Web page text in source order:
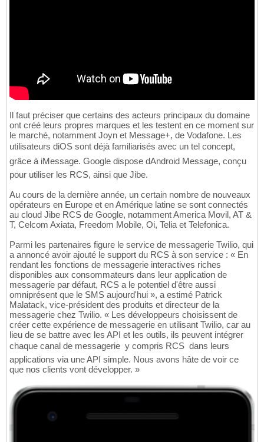
Il faut préciser que certains des acteurs principaux du domaine
ont créé leurs propres marques et les testent en ce moment sur
le marché, notamment Joyn et Message+, de Vodafone. Les
utilisateurs diOS sont déjà familiarisés avec un tel concept,
grâce à iMessage. Google dispose dAndroid Message, conçu
pour utiliser les RCS, ainsi que Jibe.
Au cours de la dernière année, un certain nombre de nouveaux
opérateurs en Europe et en Amérique latine se sont connectés
au cloud Jibe RCS de Google, notamment America Movil, AT &
T, Celcom Axiata, Freedom Mobile, Oi, Telia et Telefonica.
Parmi les partenaires figure le service de messagerie Twilio, qui
a annoncé avoir ajouté le support du RCS à son service : « En
rendant les fonctions de messagerie interactives riches
disponibles aux consommateurs dans leur application de
messagerie par défaut, RCS a le potentiel d'être aussi
omniprésent que le SMS aujourd'hui », a estimé Patrick
Malatack, vice-président des produits et directeur de la
messagerie chez Twilio. « Les développeurs choisissent de
créer cette expérience de messagerie en utilisant Twilio, car au
lieu de se battre avec les API et les outils, ils peuvent intégrer
chaque canal de messagerie  y compris RCS  dans leurs
applications via une API simple. Nous avons hâte de voir ce
que nos clients vont développer. »